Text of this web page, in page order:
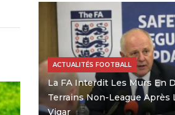
ACTUALITÉS FOOTBALL
La FA Interdit Les Murs En
Terrains Non-League Après
Vigar